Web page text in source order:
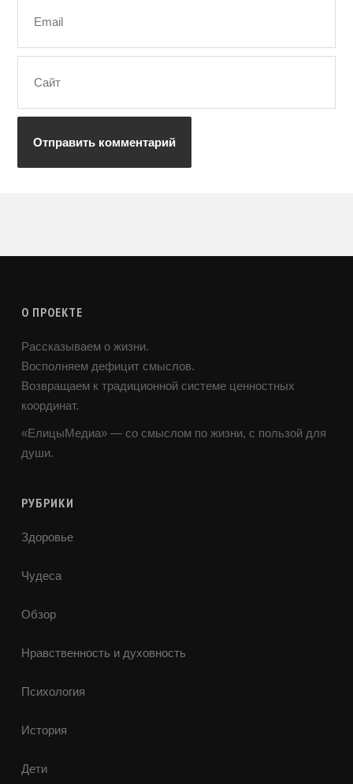
О ПРОЕКТЕ
Рассказываем о жизни.
Восполняем дефицит смыслов.
Возвращаем к традиционной системе ценностных
координат.
«ЕлицыМедиа» — со смыслом по жизни, с пользой для
души.
РУБРИКИ
Здоровье
Чудеса
Обзор
Нравственность и духовность
Психология
История
Дети